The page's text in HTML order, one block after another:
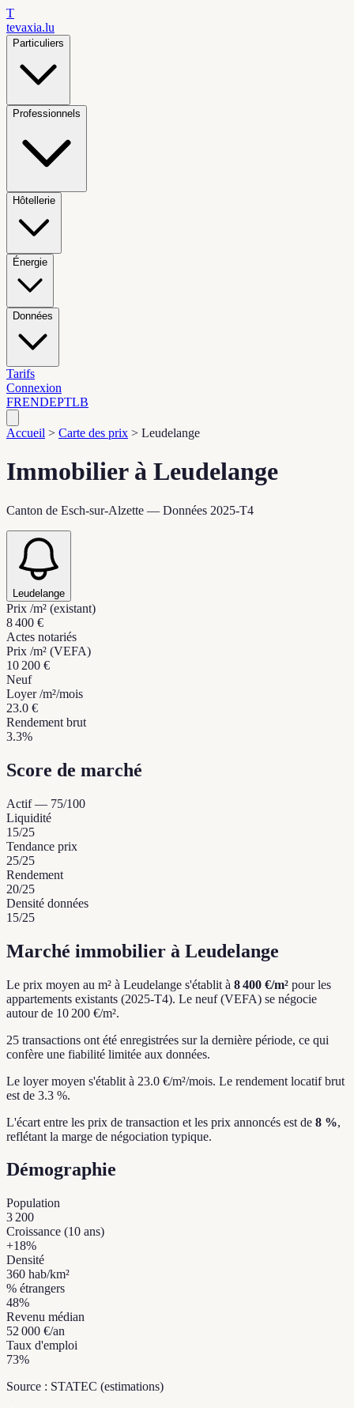
T
tevaxia.lu
Particuliers
Professionnels
Hôtellerie
Énergie
Données
Tarifs
Connexion
FRENDEPTLB
Accueil > Carte des prix > Leudelange
Immobilier à Leudelange
Canton de Esch-sur-Alzette — Données 2025-T4
Leudelange
Prix /m² (existant)
8 400 €
Actes notariés
Prix /m² (VEFA)
10 200 €
Neuf
Loyer /m²/mois
23.0 €
Rendement brut
3.3%
Score de marché
Actif— 75/100
Liquidité
15/25
Tendance prix
25/25
Rendement
20/25
Densité données
15/25
Marché immobilier à Leudelange
Le prix moyen au m² à Leudelange s'établit à 8 400 €/m² pour les
appartements existants (2025-T4). Le neuf (VEFA) se négocie
autour de 10 200 €/m².
25 transactions ont été enregistrées sur la dernière période, ce qui
confère une fiabilité limitée aux données.
Le loyer moyen s'établit à 23.0 €/m²/mois. Le rendement locatif brut
est de 3.3 %.
L'écart entre les prix de transaction et les prix annoncés est de 8 %,
reflétant la marge de négociation typique.
Démographie
Population
3 200
Croissance (10 ans)
+18%
Densité
360 hab/km²
% étrangers
48%
Revenu médian
52 000 €/an
Taux d'emploi
73%
Source : STATEC (estimations)